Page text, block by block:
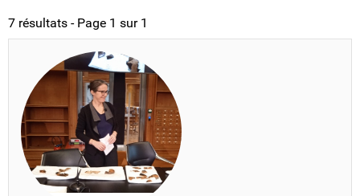
7 résultats - Page 1 sur 1